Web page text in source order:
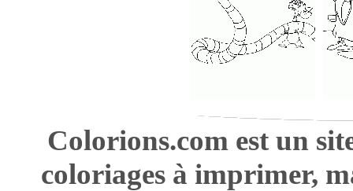
Colorions.com est un
coloriages à imprimer,